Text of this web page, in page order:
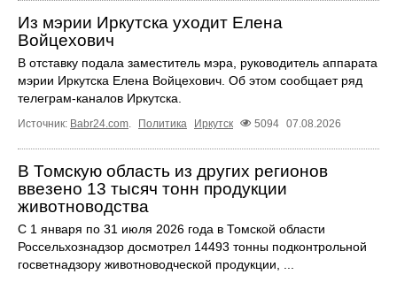
Из мэрии Иркутска уходит Елена
Войцехович
В отставку подала заместитель мэра, руководитель аппарата
мэрии Иркутска Елена Войцехович. Об этом сообщает ряд
телеграм‑каналов Иркутска.
Источник: Babr24.com Политика Иркутск 5094 07.08.2026
В Томскую область из других регионов
ввезено 13 тысяч тонн продукции
животноводства
С 1 января по 31 июля 2026 года в Томской области
Россельхознадзор досмотрел 14493 тонны подконтрольной
госветнадзору животноводческой продукции, ...